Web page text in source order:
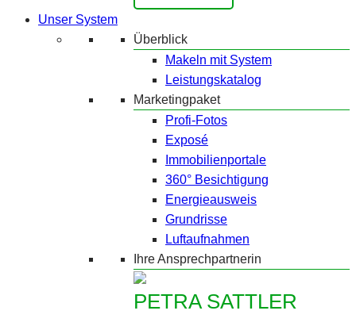
Unser System
Überblick
Makeln mit System
Leistungskatalog
Marketingpaket
Profi-Fotos
Exposé
Immobilienportale
360° Besichtigung
Energieausweis
Grundrisse
Luftaufnahmen
Ihre Ansprechpartnerin
PETRA SATTLER